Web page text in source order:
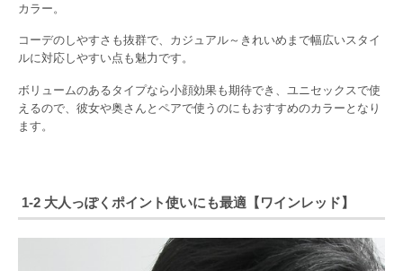
カラー。
コーデのしやすさも抜群で、カジュアル～きれいめまで幅広いスタイ
ルに対応しやすい点も魅力です。
ボリュームのあるタイプなら小顔効果も期待でき、ユニセックスで使
えるので、彼女や奥さんとペアで使うのにもおすすめのカラーとなり
ます。
1-2 大人っぽくポイント使いにも最適【ワインレッド】